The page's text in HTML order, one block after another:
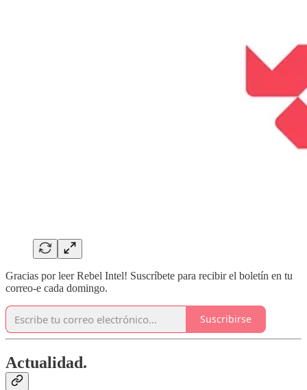
Gracias por leer Rebel Intel! Suscríbete para recibir el boletín en tu
correo-e cada domingo.
Suscribirse
Actualidad.